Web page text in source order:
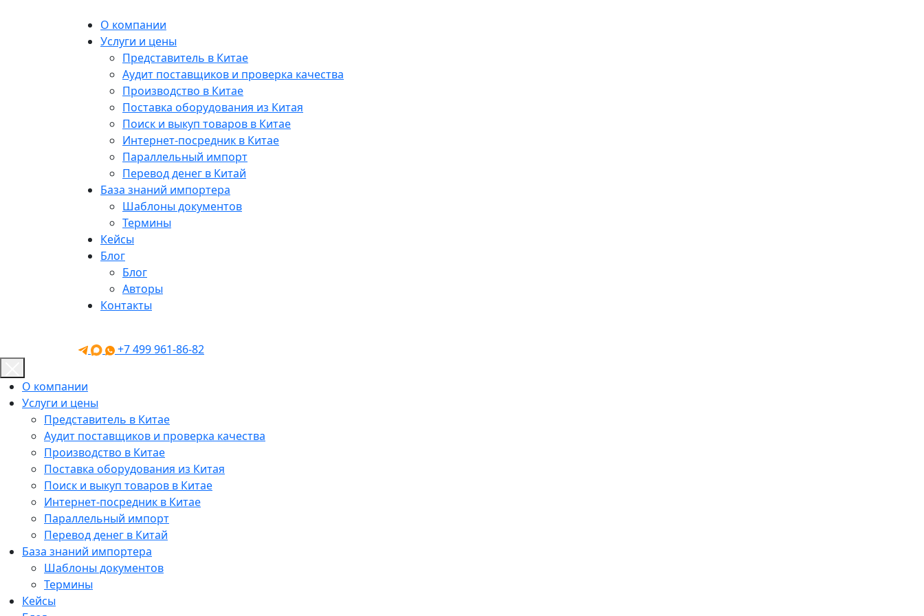
О компании
Услуги и цены
Представитель в Китае
Аудит поставщиков и проверка качества
Производство в Китае
Поставка оборудования из Китая
Поиск и выкуп товаров в Китае
Интернет-посредник в Китае
Параллельный импорт
Перевод денег в Китай
База знаний импортера
Шаблоны документов
Термины
Кейсы
Блог
Блог
Авторы
Контакты
+7 499 961-86-82
О компании
Услуги и цены
Представитель в Китае
Аудит поставщиков и проверка качества
Производство в Китае
Поставка оборудования из Китая
Поиск и выкуп товаров в Китае
Интернет-посредник в Китае
Параллельный импорт
Перевод денег в Китай
База знаний импортера
Шаблоны документов
Термины
Кейсы